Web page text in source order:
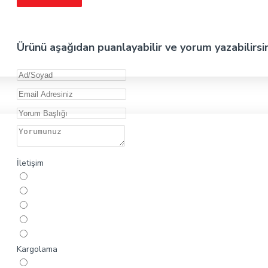
Ürünü aşağıdan puanlayabilir ve yorum
İletişim
Kargolama